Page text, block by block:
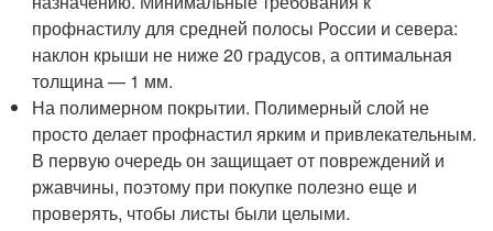
профнастилу для средней полосы России и севера:
наклон крыши не ниже 20 градусов, а оптимальная
толщина — 1 мм.
На полимерном покрытии. Полимерный слой не
просто делает профнастил ярким и привлекательным.
В первую очередь он защищает от повреждений и
ржавчины, поэтому при покупке полезно еще и
проверять, чтобы листы были целыми.